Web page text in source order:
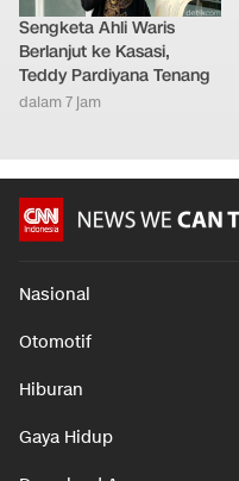
Sengketa Ahli Waris
Berlanjut ke Kasasi,
Teddy Pardiyana Tenang
dalam 7 jam
Nasional
Otomotif
Hiburan
Gaya Hidup